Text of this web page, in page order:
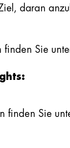
daran
Sie
finden Sie